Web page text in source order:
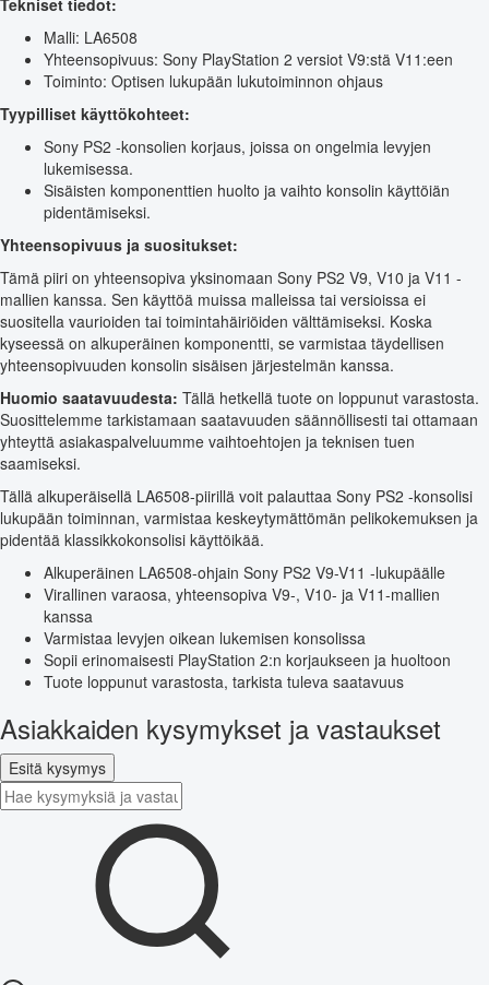
Malli: LA6508
Yhteensopivuus: Sony PlayStation 2 versiot V9:stä V11:een
Toiminto: Optisen lukupään lukutoiminnon ohjaus
Tyypilliset käyttökohteet:
Sony PS2 -konsolien korjaus, joissa on ongelmia levyjen
lukemisessa.
Sisäisten komponenttien huolto ja vaihto konsolin käyttöiän
pidentämiseksi.
Yhteensopivuus ja suositukset:
Tämä piiri on yhteensopiva yksinomaan Sony PS2 V9, V10 ja V11 -
mallien kanssa. Sen käyttöä muissa malleissa tai versioissa ei
suositella vaurioiden tai toimintahäiriöiden välttämiseksi. Koska
kyseessä on alkuperäinen komponentti, se varmistaa täydellisen
yhteensopivuuden konsolin sisäisen järjestelmän kanssa.
Huomio saatavuudesta: Tällä hetkellä tuote on loppunut varastosta.
Suosittelemme tarkistamaan saatavuuden säännöllisesti tai ottamaan
yhteyttä asiakaspalveluumme vaihtoehtojen ja teknisen tuen
saamiseksi.
Tällä alkuperäisellä LA6508-piirillä voit palauttaa Sony PS2 -konsolisi
lukupään toiminnan, varmistaa keskeytymättömän pelikokemuksen ja
pidentää klassikkokonsolisi käyttöikää.
Alkuperäinen LA6508-ohjain Sony PS2 V9-V11 -lukupäälle
Virallinen varaosa, yhteensopiva V9-, V10- ja V11-mallien
kanssa
Varmistaa levyjen oikean lukemisen konsolissa
Sopii erinomaisesti PlayStation 2:n korjaukseen ja huoltoon
Tuote loppunut varastosta, tarkista tuleva saatavuus
Asiakkaiden kysymykset ja vastaukset
Esitä kysymys